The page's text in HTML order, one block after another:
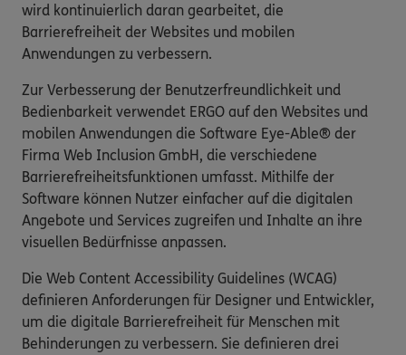
wird kontinuierlich daran gearbeitet, die
Barrierefreiheit der Websites und mobilen
Anwendungen zu verbessern.
Zur Verbesserung der Benutzerfreundlichkeit und
Bedienbarkeit verwendet ERGO auf den Websites und
mobilen Anwendungen die Software Eye-Able® der
Firma Web Inclusion GmbH, die verschiedene
Barrierefreiheitsfunktionen umfasst. Mithilfe der
Software können Nutzer einfacher auf die digitalen
Angebote und Services zugreifen und Inhalte an ihre
visuellen Bedürfnisse anpassen.
Die Web Content Accessibility Guidelines (WCAG)
definieren Anforderungen für Designer und Entwickler,
um die digitale Barrierefreiheit für Menschen mit
Behinderungen zu verbessern. Sie definieren drei